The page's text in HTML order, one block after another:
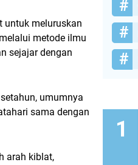
untuk meluruskan
metode ilmu
sejajar dengan
umumnya
sama dengan
arah kiblat,